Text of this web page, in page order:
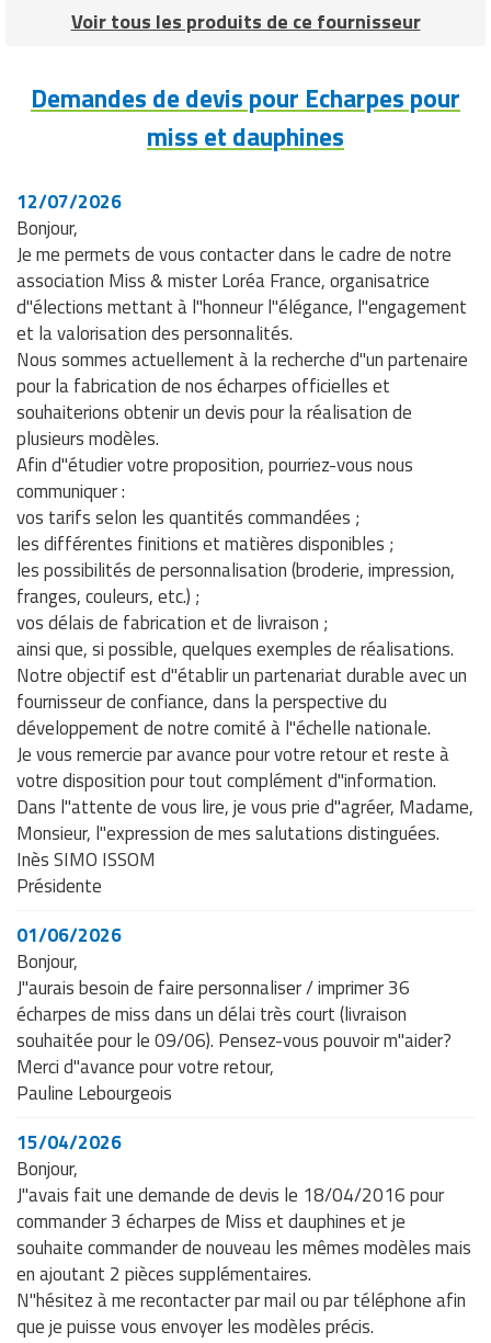
Voir tous les produits de ce fournisseur
Demandes de devis pour Echarpes pour
miss et dauphines
12/07/2026
Bonjour,
Je me permets de vous contacter dans le cadre de notre
association Miss & mister Loréa France, organisatrice
d"élections mettant à l"honneur l"élégance, l"engagement
et la valorisation des personnalités.
Nous sommes actuellement à la recherche d"un partenaire
pour la fabrication de nos écharpes officielles et
souhaiterions obtenir un devis pour la réalisation de
plusieurs modèles.
Afin d"étudier votre proposition, pourriez-vous nous
communiquer :
vos tarifs selon les quantités commandées ;
les différentes finitions et matières disponibles ;
les possibilités de personnalisation (broderie, impression,
franges, couleurs, etc.) ;
vos délais de fabrication et de livraison ;
ainsi que, si possible, quelques exemples de réalisations.
Notre objectif est d"établir un partenariat durable avec un
fournisseur de confiance, dans la perspective du
développement de notre comité à l"échelle nationale.
Je vous remercie par avance pour votre retour et reste à
votre disposition pour tout complément d"information.
Dans l"attente de vous lire, je vous prie d"agréer, Madame,
Monsieur, l"expression de mes salutations distinguées.
Inès SIMO ISSOM
Présidente
01/06/2026
Bonjour,
J"aurais besoin de faire personnaliser / imprimer 36
écharpes de miss dans un délai très court (livraison
souhaitée pour le 09/06). Pensez-vous pouvoir m"aider?
Merci d"avance pour votre retour,
Pauline Lebourgeois
15/04/2026
Bonjour,
J"avais fait une demande de devis le 18/04/2016 pour
commander 3 écharpes de Miss et dauphines et je
souhaite commander de nouveau les mêmes modèles mais
en ajoutant 2 pièces supplémentaires.
N"hésitez à me recontacter par mail ou par téléphone afin
que je puisse vous envoyer les modèles précis.